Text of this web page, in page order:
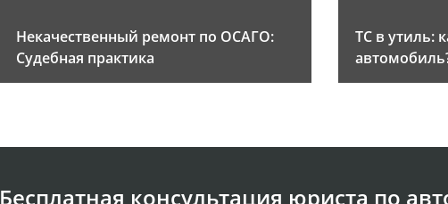
Некачественный ремонт по ОСАГО:
Судебная практика
ТС в утиль:
Бесплатная консультация юриста по